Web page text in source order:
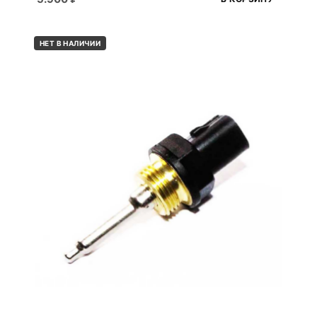
НЕТ В НАЛИЧИИ